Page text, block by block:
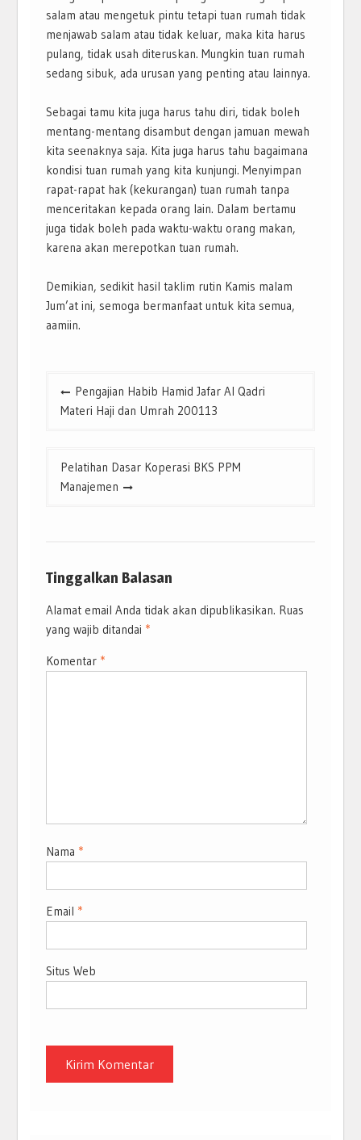
salam atau mengetuk pintu tetapi tuan rumah tidak
menjawab salam atau tidak keluar, maka kita harus
pulang, tidak usah diteruskan. Mungkin tuan rumah
sedang sibuk, ada urusan yang penting atau lainnya.
Sebagai tamu kita juga harus tahu diri, tidak boleh
mentang-mentang disambut dengan jamuan mewah
kita seenaknya saja. Kita juga harus tahu bagaimana
kondisi tuan rumah yang kita kunjungi. Menyimpan
rapat-rapat hak (kekurangan) tuan rumah tanpa
menceritakan kepada orang lain. Dalam bertamu
juga tidak boleh pada waktu-waktu orang makan,
karena akan merepotkan tuan rumah.
Demikian, sedikit hasil taklim rutin Kamis malam
Jum’at ini, semoga bermanfaat untuk kita semua,
aamiin.
Navigasi
pos
Pengajian Habib Hamid Jafar Al Qadri
Materi Haji dan Umrah 200113
Pelatihan Dasar Koperasi BKS PPM
Manajemen
Tinggalkan Balasan
Alamat email Anda tidak akan dipublikasikan. Ruas
yang wajib ditandai *
Komentar *
Nama *
Email *
Situs Web